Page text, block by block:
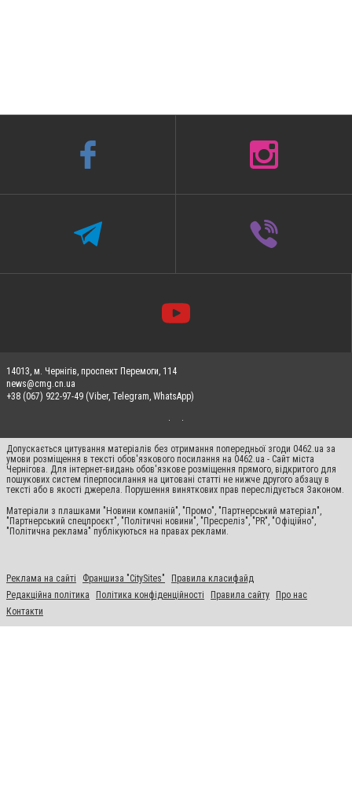
14013, м. Чернігів, проспект Перемоги, 114
news@cmg.cn.ua
+38 (067) 922-97-49 (Viber, Telegram, WhatsApp)
Допускається цитування матеріалів без отримання попередньої згоди 0462.ua за
умови розміщення в тексті обов'язкового посилання на 0462.ua - Сайт міста
Чернігова. Для інтернет-видань обов'язкове розміщення прямого, відкритого для
пошукових систем гіперпосилання на цитовані статті не нижче другого абзацу в
тексті або в якості джерела. Порушення виняткових прав переслідується Законом.
Матеріали з плашками "Новини компаній", "Промо", "Партнерський матеріал",
"Партнерський спецпроєкт", "Політичні новини", "Пресреліз", "PR", "Офіційно",
"Політична реклама" публікуються на правах реклами.
Реклама на сайті Франшиза "CitySites"
Правила класифайд
Редакційна політика
Політика конфіденційності Правила сайту
Про нас
Контакти